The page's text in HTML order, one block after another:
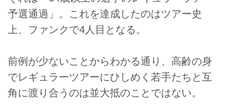
予選通過」。これを達成したのはツアー史
上、ファンクで4人目となる。
前例が少ないことからわかる通り、高齢の身
でレギュラーツアーにひしめく若手たちと互
角に渡り合うのは並大抵のことではない。